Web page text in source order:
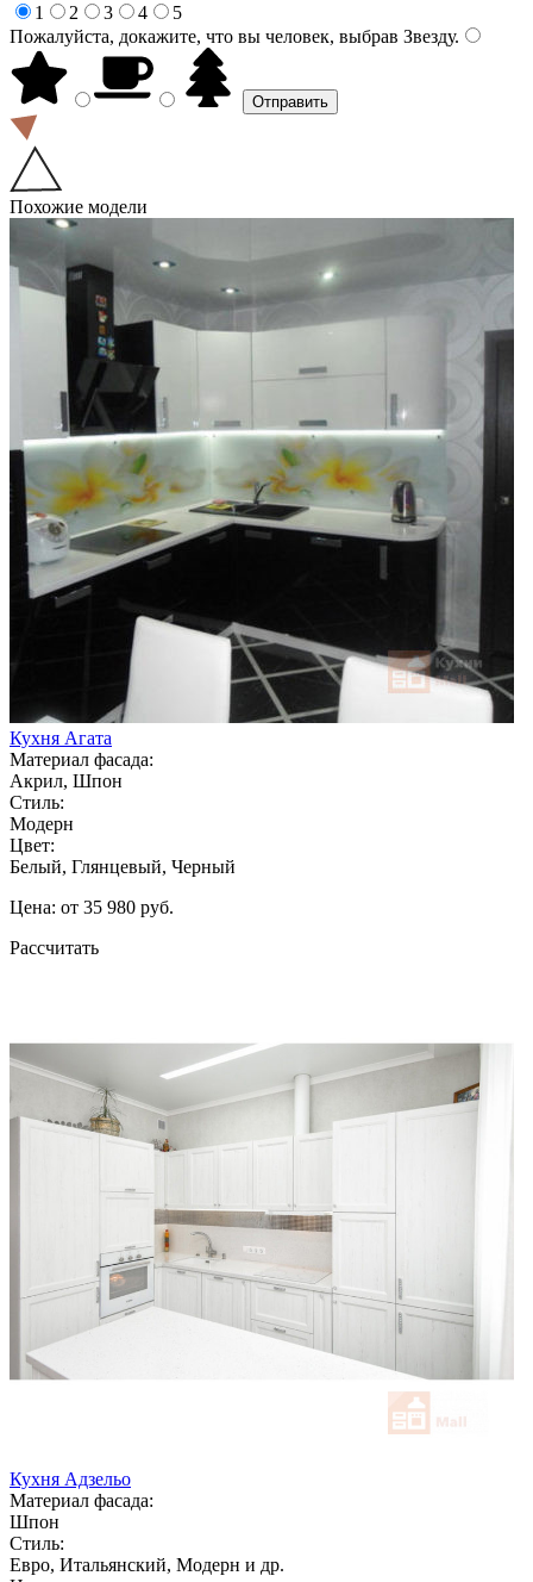
1
2 3 4
5
Пожалуйста, докажите, что вы человек, выбрав Звезду.
Похожие модели
Кухня Агата
Материал фасада:
Акрил, Шпон
Стиль:
Модерн
Цвет:
Белый, Глянцевый, Черный
Цена: от 35 980 руб.
Рассчитать
Кухня Адзельо
Материал фасада:
Шпон
Стиль:
Евро, Итальянский, Модерн и др.